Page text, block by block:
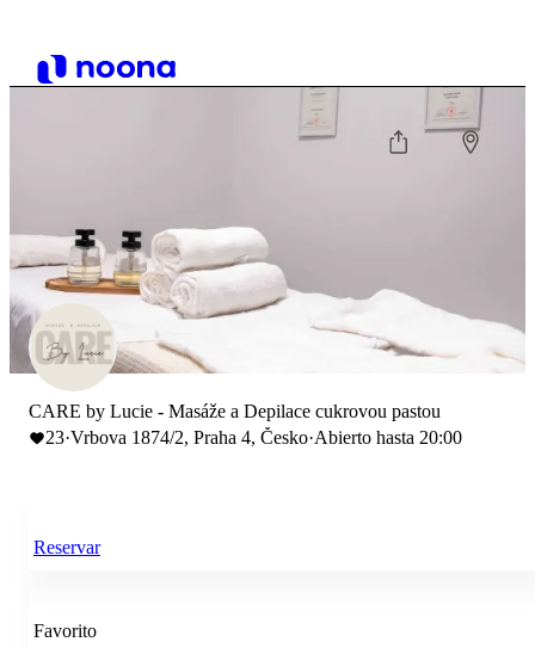
CARE by Lucie - Masáže a Depilace cukrovou pastou
23·Vrbova 1874/2, Praha 4, Česko·Abierto hasta 20:00
Reservar
Favorito